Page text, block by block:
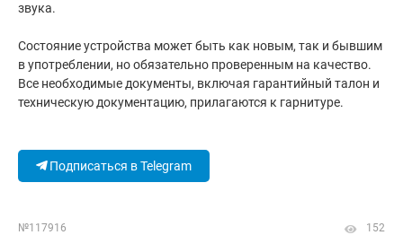
звука.
Состояние устройства может быть как новым, так и бывшим
в употреблении, но обязательно проверенным на качество.
Все необходимые документы, включая гарантийный талон и
техническую документацию, прилагаются к гарнитуре.
Подписаться в Telegram
№117916
152